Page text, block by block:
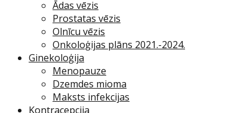
Ādas vēzis
Prostatas vēzis
Olnīcu vēzis
Onkoloģijas plāns 2021.-2024.
Ginekoloģija
Menopauze
Dzemdes mioma
Maksts infekcijas
Kontracepcija